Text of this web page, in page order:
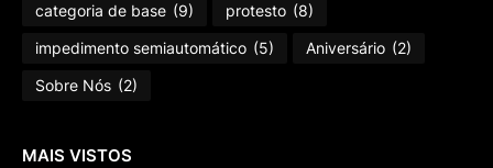
categoria de base (9) protesto (8)
impedimento semiautomático (5) Aniversário (2)
Sobre Nós (2)
MAIS VISTOS